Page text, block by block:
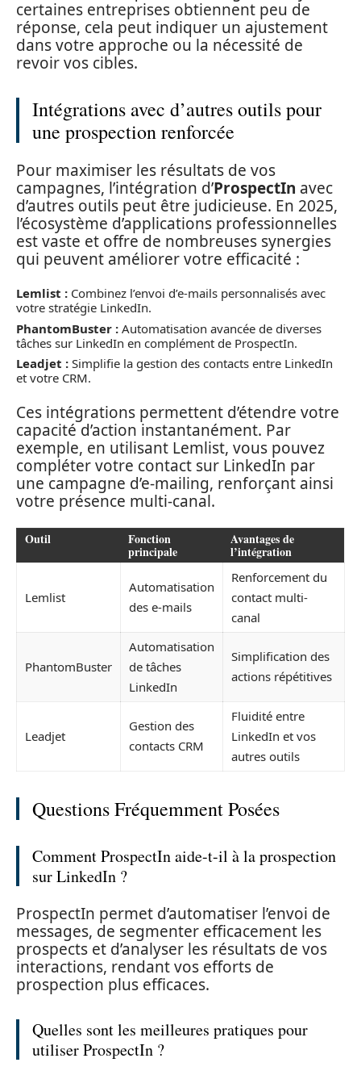
certaines entreprises obtiennent peu de
réponse, cela peut indiquer un ajustement
dans votre approche ou la nécessité de
revoir vos cibles.
Intégrations avec d’autres outils pour
une prospection renforcée
Pour maximiser les résultats de vos
campagnes, l’intégration d’ProspectIn avec
d’autres outils peut être judicieuse. En 2025,
l’écosystème d’applications professionnelles
est vaste et offre de nombreuses synergies
qui peuvent améliorer votre efficacité :
Lemlist : Combinez l’envoi d’e-mails personnalisés avec
votre stratégie LinkedIn.
PhantomBuster : Automatisation avancée de diverses
tâches sur LinkedIn en complément de ProspectIn.
Leadjet : Simplifie la gestion des contacts entre LinkedIn
et votre CRM.
Ces intégrations permettent d’étendre votre
capacité d’action instantanément. Par
exemple, en utilisant Lemlist, vous pouvez
compléter votre contact sur LinkedIn par
une campagne d’e-mailing, renforçant ainsi
votre présence multi-canal.
Outil Fonction
principale
Avantages de
l’intégration
Lemlist
Automatisation
des e-mails
Renforcement du
contact multi-
canal
PhantomBuster
Automatisation
de tâches
LinkedIn
Simplification des
actions répétitives
Leadjet
Gestion des
contacts CRM
Fluidité entre
LinkedIn et vos
autres outils
Questions Fréquemment Posées
Comment ProspectIn aide-t-il à la prospection
sur LinkedIn ?
ProspectIn permet d’automatiser l’envoi de
messages, de segmenter efficacement les
prospects et d’analyser les résultats de vos
interactions, rendant vos efforts de
prospection plus efficaces.
Quelles sont les meilleures pratiques pour
utiliser ProspectIn ?